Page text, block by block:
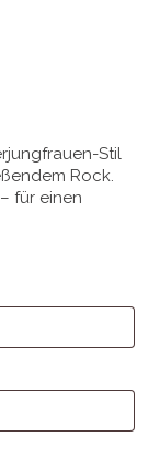
Stil
Rock.
für einen